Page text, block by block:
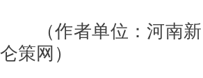
（作者单位：河南
仑策网）